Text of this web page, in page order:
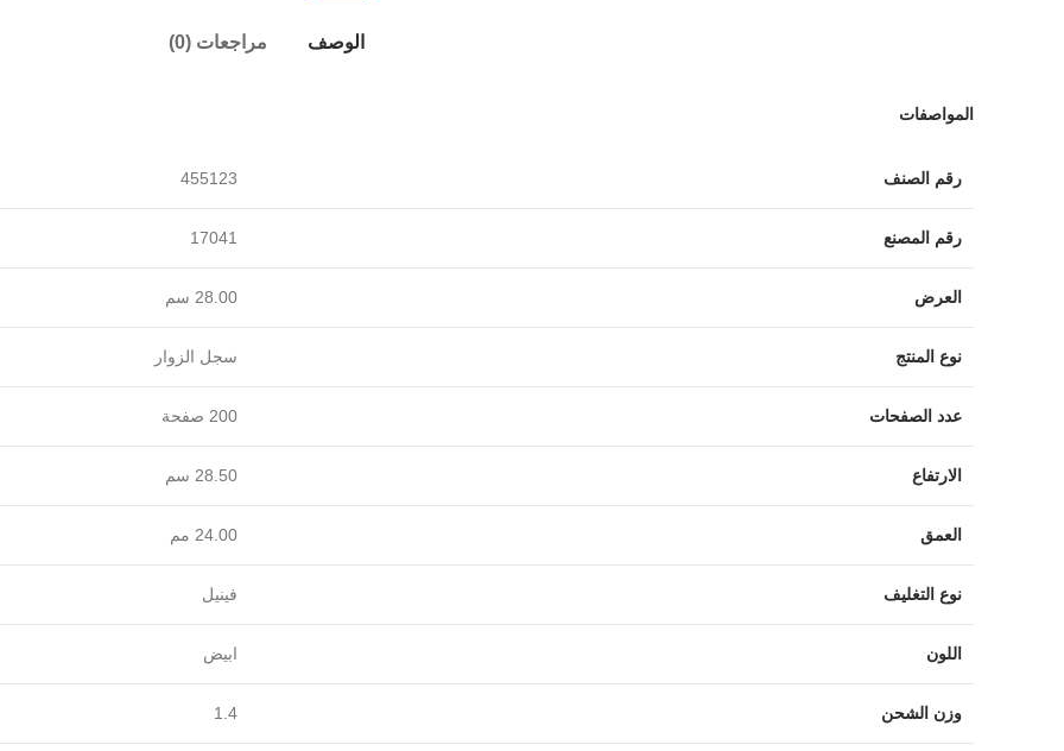
الوصف مراجعات (0)
المواصفات
رقم الصنف 455123
رقم المصنع 17041
العرض ‎28.00 سم‎
نوع المنتج سجل الزوار
عدد الصفحات ‎200‎ صفحة‎
الارتفاع ‎28.50 سم‎
العمق ‎24.00 مم‎
نوع التغليف فينيل
اللون ابيض
وزن الشحن 1.4